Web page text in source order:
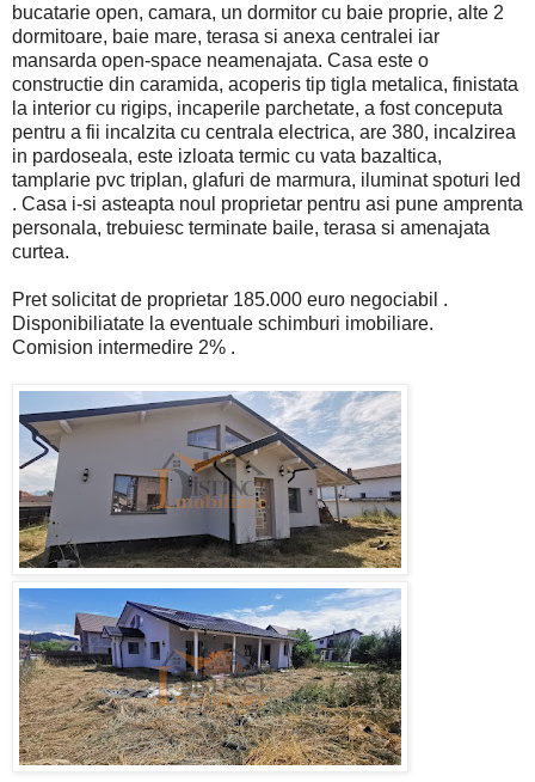
bucatarie open, camara, un dormitor cu baie proprie, alte 2
dormitoare, baie mare, terasa si anexa centralei iar
mansarda open-space neamenajata. Casa este o
constructie din caramida, acoperis tip tigla metalica, finistata
la interior cu rigips, incaperile parchetate, a fost conceputa
pentru a fii incalzita cu centrala electrica, are 380, incalzirea
in pardoseala, este izloata termic cu vata bazaltica,
tamplarie pvc triplan, glafuri de marmura, iluminat spoturi led
. Casa i-si asteapta noul proprietar pentru asi pune amprenta
personala, trebuiesc terminate baile, terasa si amenajata
curtea.
Pret solicitat de proprietar 185.000 euro negociabil .
Disponibiliatate la eventuale schimburi imobiliare.
Comision intermedire 2% .